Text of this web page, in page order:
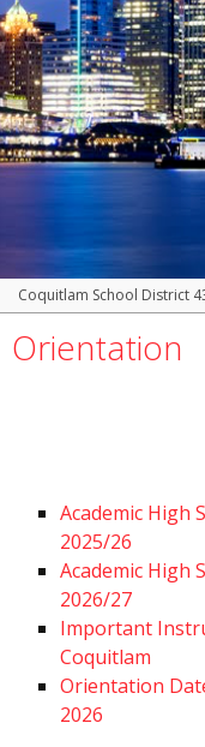
Coquitlam School District
Orientation
Academic High
2025/26
Academic High
2026/27
Important
Coquitlam
Orientation
2026